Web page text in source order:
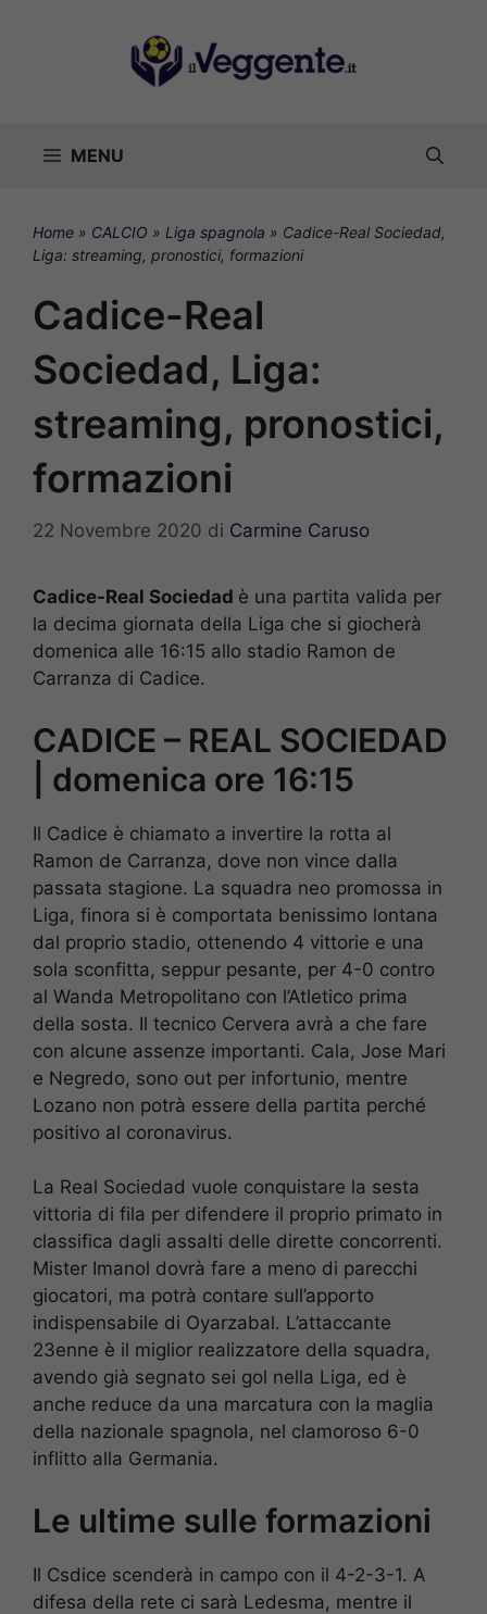
MENU
Home » CALCIO » Liga spagnola » Cadice-Real Sociedad,
Liga: streaming, pronostici, formazioni
Cadice-Real
Sociedad, Liga:
streaming, pronostici,
formazioni
22 Novembre 2020 di Carmine Caruso
Cadice-Real Sociedad è una partita valida per
la decima giornata della Liga che si giocherà
domenica alle 16:15 allo stadio Ramon de
Carranza di Cadice.
CADICE – REAL SOCIEDAD
| domenica ore 16:15
Il Cadice è chiamato a invertire la rotta al
Ramon de Carranza, dove non vince dalla
passata stagione. La squadra neo promossa in
Liga, finora si è comportata benissimo lontana
dal proprio stadio, ottenendo 4 vittorie e una
sola sconfitta, seppur pesante, per 4-0 contro
al Wanda Metropolitano con l’Atletico prima
della sosta. Il tecnico Cervera avrà a che fare
con alcune assenze importanti. Cala, Jose Mari
e Negredo, sono out per infortunio, mentre
Lozano non potrà essere della partita perché
positivo al coronavirus.
La Real Sociedad vuole conquistare la sesta
vittoria di fila per difendere il proprio primato in
classifica dagli assalti delle dirette concorrenti.
Mister Imanol dovrà fare a meno di parecchi
giocatori, ma potrà contare sull’apporto
indispensabile di Oyarzabal. L’attaccante
23enne è il miglior realizzatore della squadra,
avendo già segnato sei gol nella Liga, ed è
anche reduce da una marcatura con la maglia
della nazionale spagnola, nel clamoroso 6-0
inflitto alla Germania.
Le ultime sulle formazioni
Il Csdice scenderà in campo con il 4-2-3-1. A
difesa della rete ci sarà Ledesma, mentre il